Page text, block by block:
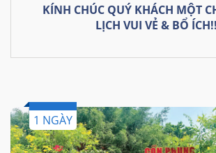
KÍNH CHÚC QUÝ KHÁCH MỘT
LỊCH VUI VẺ & BỔ ÍCH!!
1 NGÀY